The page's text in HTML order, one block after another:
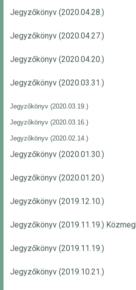
Jegyzőkönyv (2020.04.28.)
Jegyzőkönyv (2020.04.27.)
Jegyzőkönyv (2020.04.20.)
Jegyzőkönyv (2020.03.31.)
Jegyzőkönyv (2020.03.19.)
Jegyzőkönyv (2020.03.16.)
Jegyzőkönyv (2020.02.14.)
Jegyzőkönyv (2020.01.30.)
Jegyzőkönyv (2020.01.20.)
Jegyzőkönyv (2019.12.10.)
Jegyzőkönyv (2019.11.19.)
Jegyzőkönyv (2019.11.19.)
Jegyzőkönyv (2019.10.21.)